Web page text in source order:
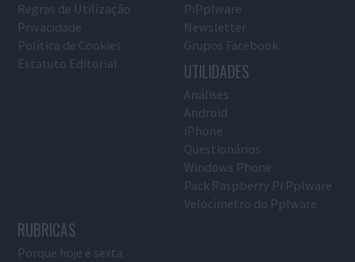
Regras de Utilização
Privacidade
Política de Cookies
Estatuto Editorial
PiPplware
Newsletter
Grupos Facebook
UTILIDADES
Análises
Android
iPhone
Questionários
Windows Phone
Pack Raspberry Pi Pplware
Velocímetro do Pplware
RUBRICAS
Porque hoje é sexta